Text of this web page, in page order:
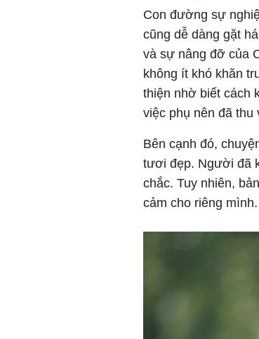
Con đường sự
cũng dễ dàng gặt
và sự nâng đỡ của
không ít khó khăn
thiện nhờ biết cách
việc phụ nên đã thu
Bên cạnh đó,
tươi đẹp. Người đã
chắc. Tuy nhiên,
cảm cho riêng mình.